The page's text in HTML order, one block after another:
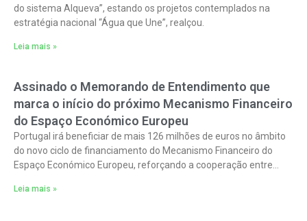
do sistema Alqueva”, estando os projetos contemplados na
estratégia nacional “Água que Une”, realçou.
Leia mais »
Assinado o Memorando de Entendimento que
marca o início do próximo Mecanismo Financeiro
do Espaço Económico Europeu
Portugal irá beneficiar de mais 126 milhões de euros no âmbito
do novo ciclo de financiamento do Mecanismo Financeiro do
Espaço Económico Europeu, reforçando a cooperação entre
Leia mais »